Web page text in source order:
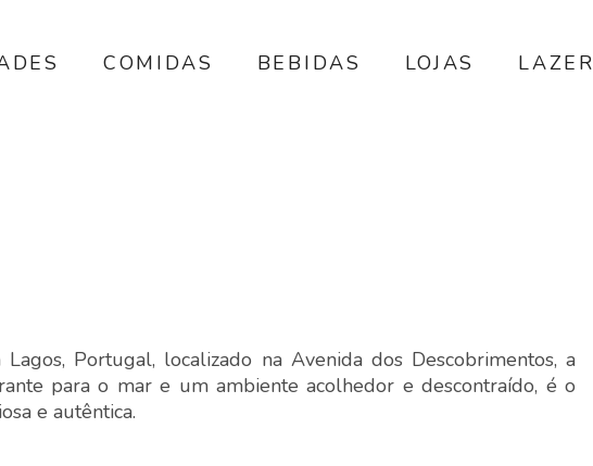
COMIDAS BEBIDAS LOJAS LAZER
Portugal, localizado na Avenida dos Descobrimentos, a
para o mar e um ambiente acolhedor e descontraído, é o
e autêntica.